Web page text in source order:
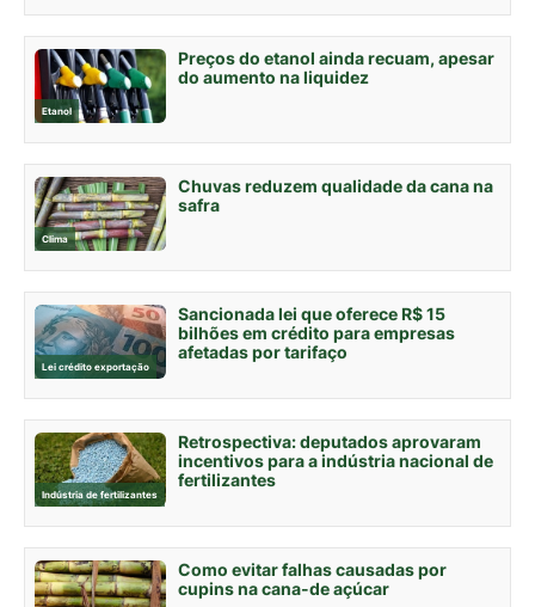
Etanol
Preços do etanol ainda recuam, apesar
do aumento na liquidez
Clima
Chuvas reduzem qualidade da cana na
safra
Lei crédito exportação
Sancionada lei que oferece R$ 15
bilhões em crédito para empresas
afetadas por tarifaço
Indústria de fertilizantes
Retrospectiva: deputados aprovaram
incentivos para a indústria nacional de
fertilizantes
Como evitar falhas causadas por
cupins na cana-de açúcar